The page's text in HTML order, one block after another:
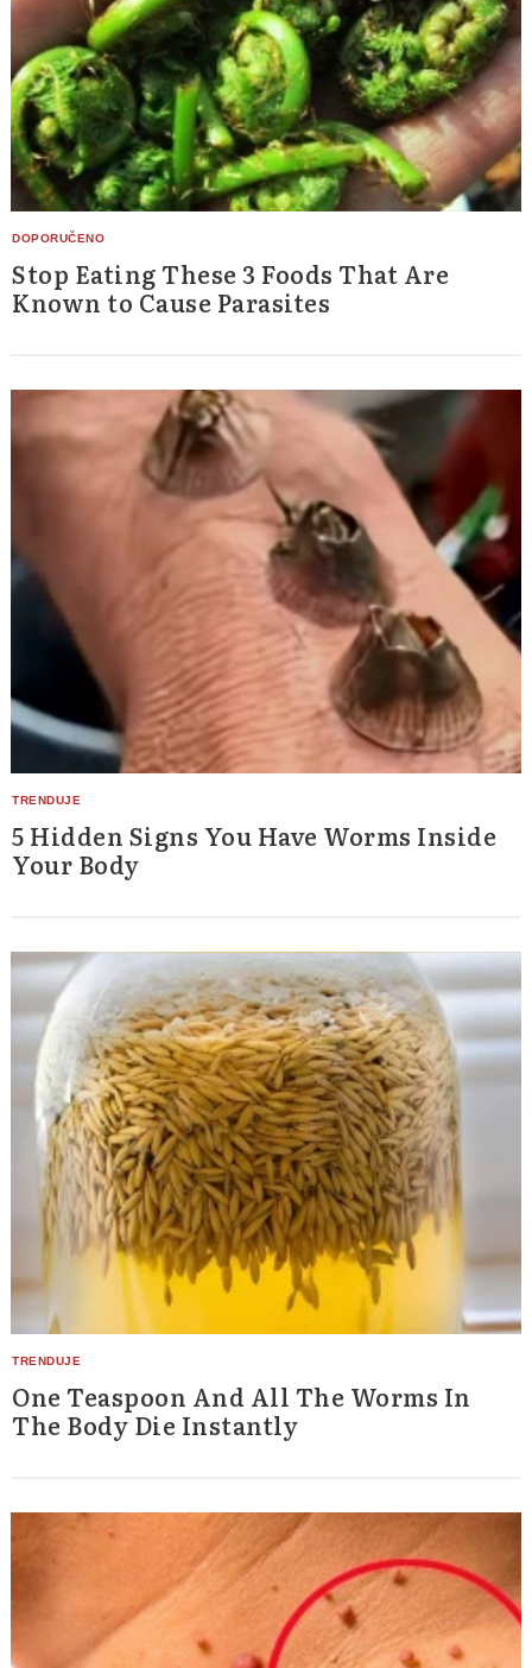
Stop Eating These 3 Foods That Are
Known to Cause Parasites
5 Hidden Signs You Have Worms Inside
Your Body
One Teaspoon And All The Worms In
The Body Die Instantly